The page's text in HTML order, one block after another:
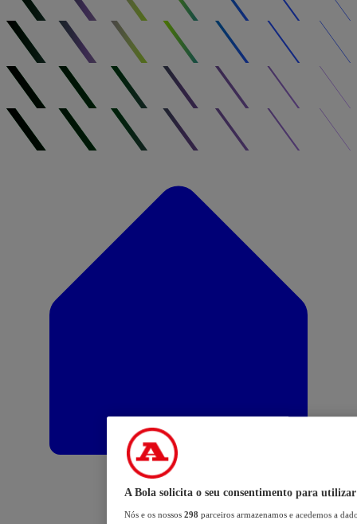
A Bola solicita o seu consentimento para utilizar
Nós e os nossos 298 parceiros armazenamos e acedemos a